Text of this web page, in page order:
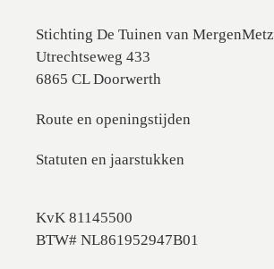
Stichting De Tuinen van MergenMetz
Utrechtseweg 433
6865 CL Doorwerth
Route en openingstijden
Statuten en jaarstukken
KvK 81145500
BTW# NL861952947B01